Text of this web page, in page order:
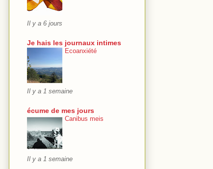
Il y a 6 jours
Je hais les journaux intimes
Ecoanxiété
Il y a 1 semaine
écume de mes jours
Canibus meis
Il y a 1 semaine